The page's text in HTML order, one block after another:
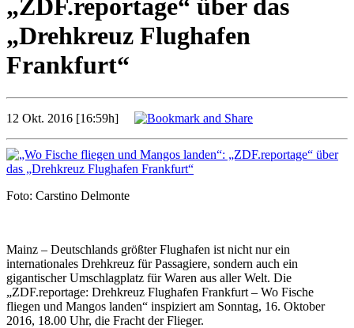
„ZDF.reportage“ über das
„Drehkreuz Flughafen
Frankfurt“
12 Okt. 2016 [16:59h]
Foto: Carstino Delmonte
Mainz – Deutschlands größter Flughafen ist nicht nur ein
internationales Drehkreuz für Passagiere, sondern auch ein
gigantischer Umschlagplatz für Waren aus aller Welt. Die
„ZDF.reportage: Drehkreuz Flughafen Frankfurt – Wo Fische
fliegen und Mangos landen“ inspiziert am Sonntag, 16. Oktober
2016, 18.00 Uhr, die Fracht der Flieger.